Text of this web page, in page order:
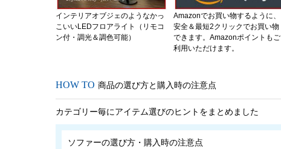
インテリアオブジェのようなかっ
こいいLEDフロアライト（リモコ
ン付・調光＆調色可能）
Amazonでお買い物するように、
安全＆最短2クリックでお買い物
できます。Amazonポイントもご
利用いただけます。
商品の選び方と購入時の注意点
カテゴリー毎にアイテム選びのヒントをまとめました
ソファーの選び方・購入時の注意点